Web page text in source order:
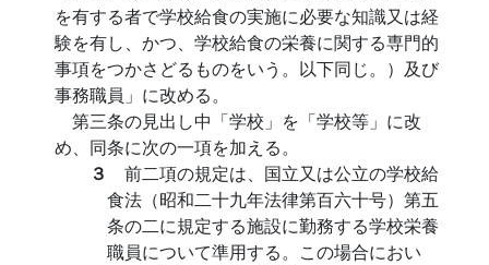
を有する者で学校給食の実施に必要な知識又は経
験を有し、かつ、学校給食の栄養に関する専門的
事項をつかさどるものをいう。以下同じ。）及び
事務職員」に改める。
第三条の見出し中「学校」を「学校等」に改
め、同条に次の一項を加える。
３ 前二項の規定は、国立又は公立の学校給
食法（昭和二十九年法律第百六十号）第五
条の二に規定する施設に勤務する学校栄養
職員について準用する。この場合におい